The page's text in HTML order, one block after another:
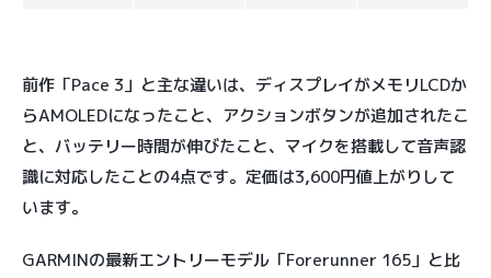
前作「Pace 3」と主な違いは、ディスプレイがメモリLCDか
らAMOLEDになったこと、アクションボタンが追加されたこ
と、バッテリー時間が伸びたこと、マイクを搭載して音声認
識に対応したことの4点です。定価は3,600円値上がりして
います。
GARMINの最新エントリーモデル「Forerunner 165」と比